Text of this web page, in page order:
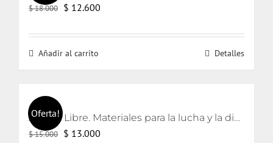
$18.000 El
original
era:
$ 12.600
actual
Añadir al carrito Detalles
Oferta! Aborto Libre. Materiales para la lucha y la discusión en Chile.
$15.000 El
$ 13.000